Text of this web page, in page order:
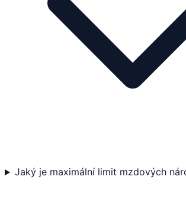
Jaký je maximální limit mzdových